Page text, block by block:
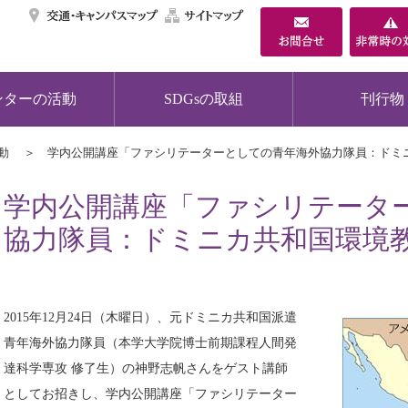
交通・キャンパス
サイトマップ
ーの活動 SDGsの取組 刊行物
学内公開講座「ファシリテーターとしての青年海外協力隊員：ド
学内公開講座「ファシリテータ
協力隊員：ドミニカ共和国環境
2015年12月24日（木曜日）、元ドミニカ共和国派遣
青年海外協力隊員（本学大学院博士前期課程人間発
達科学専攻 修了生）の神野志帆さんをゲスト講師
としてお招きし、学内公開講座「ファシリテーター